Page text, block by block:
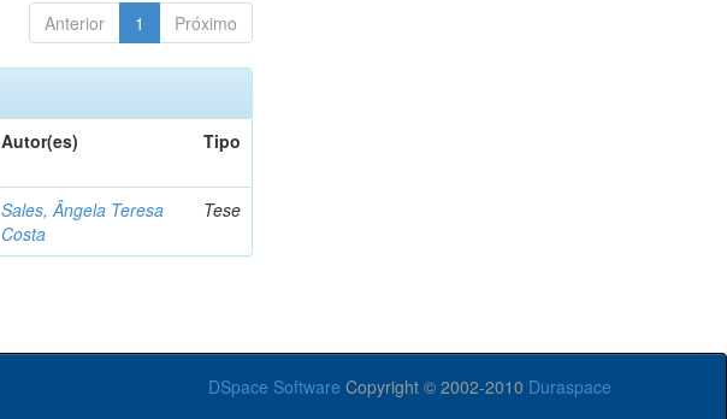
Anterior 1 Próximo
Autor(es) Tipo
Sales, Ângela Teresa
Costa
Tese
DSpace Software Copyright © 2002-2010 Duraspace